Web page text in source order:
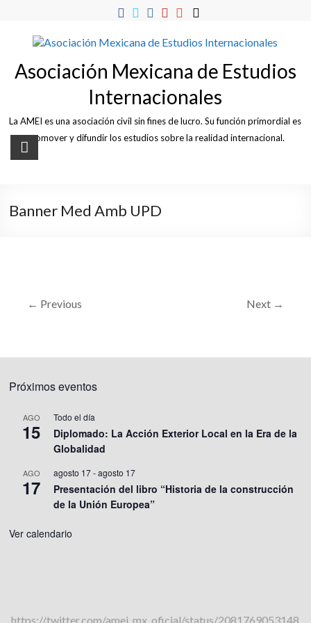
content
Asociación Mexicana de Estudios
Internacionales
La AMEI es una asociación civil sin fines de lucro. Su función primordial es
promover y difundir los estudios sobre la realidad internacional.
Banner Med Amb UPD
← Previous Next →
Próximos eventos
AGO
15
Todo el día
Diplomado: La Acción Exterior Local en la Era de la
Globalidad
AGO
17
agosto 17-agosto 17
Presentación del libro “Historia de la construcción
de la Unión Europea”
Ver calendario
https://twitter.com/amei_mx_oficial/status/2081769053148